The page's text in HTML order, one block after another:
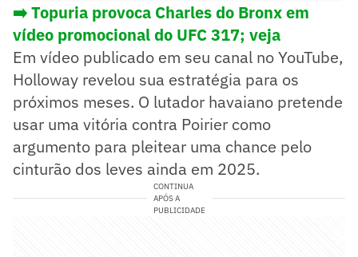
➡️ Topuria provoca Charles do Bronx em
vídeo promocional do UFC 317; veja
Em vídeo publicado em seu canal no YouTube,
Holloway revelou sua estratégia para os
próximos meses. O lutador havaiano pretende
usar uma vitória contra Poirier como
argumento para pleitear uma chance pelo
cinturão dos leves ainda em 2025.
CONTINUA
APÓS A
PUBLICIDADE